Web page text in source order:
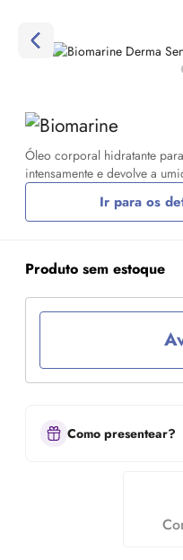
Óleo corporal hidratante
intensamente e devolve a
Ir para os
Produto sem estoque
Como presentear?